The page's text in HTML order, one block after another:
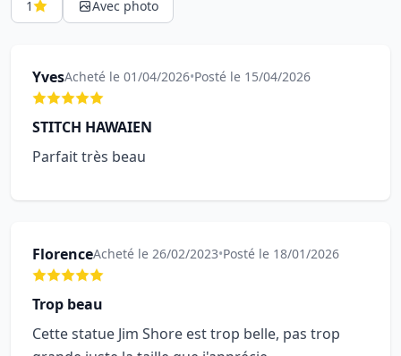
1
Avec photo
YvesAcheté le 01/04/2026•Posté le 15/04/2026
STITCH HAWAIEN
Parfait très beau
FlorenceAcheté le 26/02/2023•Posté le 18/01/2026
Trop beau
Cette statue Jim Shore est trop belle, pas trop